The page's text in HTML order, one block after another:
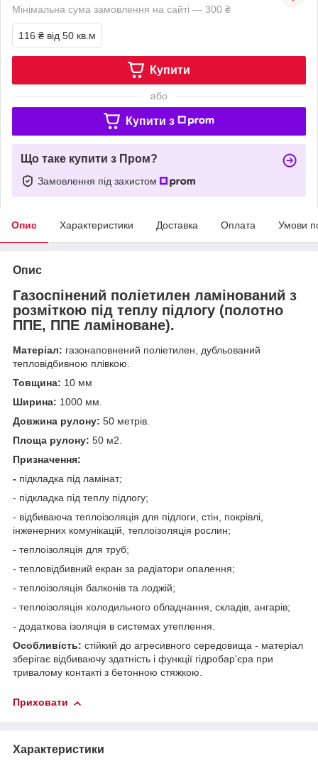
Мінімальна сума замовлення на сайті — 300 ₴
116 ₴ від 50 кв.м
Купити
або
Купити з
Що таке купити з Пром?
Замовлення під захистом
Опис Характеристики Доставка Оплата Умови
Опис
Газоспінений поліетилен ламінований з
розміткою під теплу підлогу (полотно
ППЕ, ППЕ ламіноване).
Матеріал: газонаповнений поліетилен, дубльований
тепловідбивною плівкою.
Товщина: 10 мм
Ширина: 1000 мм.
Довжина рулону: 50 метрів.
Площа рулону: 50 м2.
Призначення:
- підкладка під ламінат;
- підкладка під теплу підлогу;
- відбиваюча теплоізоляція для підлоги, стін, покрівлі,
інженерних комунікацій, теплоізоляція рослин;
- теплоізоляція для труб;
- тепловідбивний екран за радіатори опалення;
- теплоізоляція балконів та лоджій;
- теплоізоляція холодильного обладнання, складів, ангарів;
- додаткова ізоляція в системах утеплення.
Особливість: стійкий до агресивного середовища - матеріал
зберігає відбиваючу здатність і функції гідробар'єра при
тривалому контакті з бетонною стяжкою.
Приховати
Характеристики